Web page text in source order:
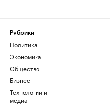
Рубрики
Политика
Экономика
Общество
Бизнес
Технологии и
медиа